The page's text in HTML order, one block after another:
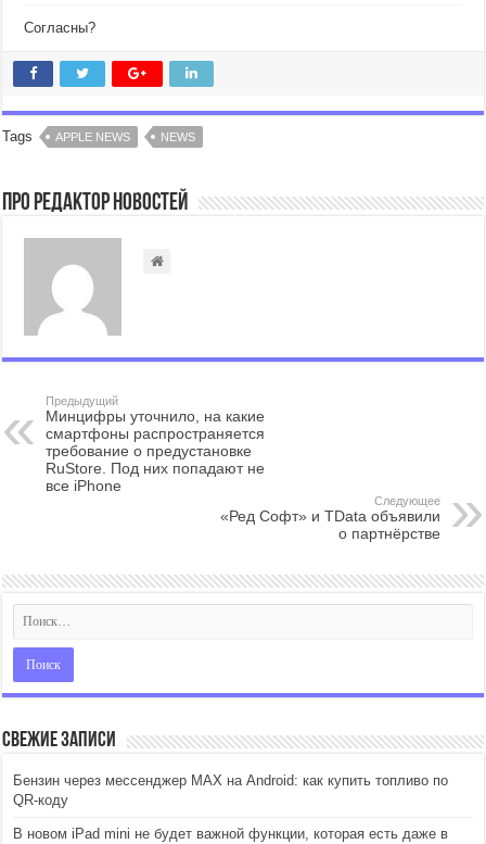
Согласны?
Tags APPLE NEWS NEWS
Про Редактор Новостей
Предыдущий
Минцифры уточнило, на какие
смартфоны распространяется
требование о предустановке
RuStore. Под них попадают не
все iPhone
Следующее
«Ред Софт» и TData объявили
о партнёрстве
Свежие записи
Бензин через мессенджер MAX на Android: как купить топливо по
QR-коду
В новом iPad mini не будет важной функции, которая есть даже в